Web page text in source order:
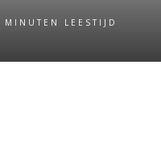
MINUTEN LEESTIJD